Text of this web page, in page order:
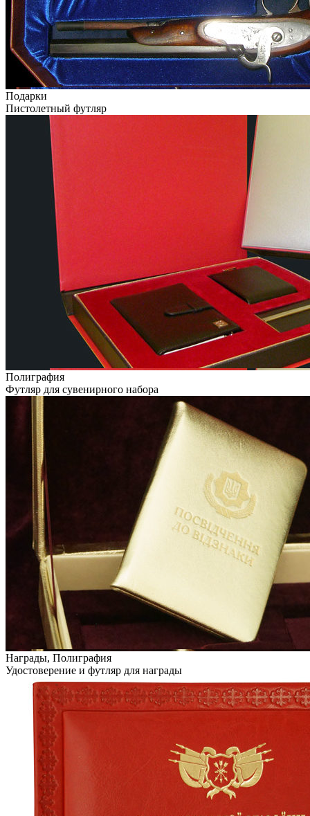
Подарки
Пистолетный футляр
Полиграфия
Футляр для сувенирного набора
Награды, Полиграфия
Удостоверение и футляр для награды